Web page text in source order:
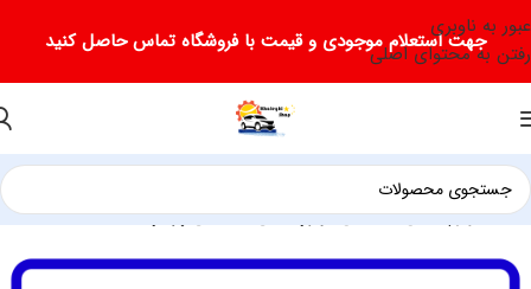
عبور به ناوبری
رفتن به محتوای اصلی
جهت استعلام موجودی و قیمت با فروشگاه تماس حاصل کنید
خانه لوازم یدکی دیگنیتی لوازم یدکی دیگنیتی پرایم